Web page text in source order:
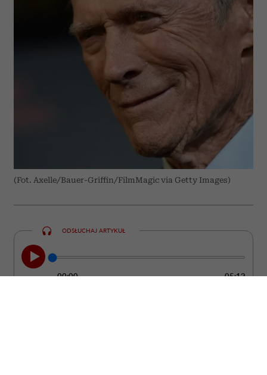
(Fot. Axelle/Bauer-Griffin/FilmMagic via Getty Images)
ODSŁUCHAJ ARTYKUŁ
00:00 05:12